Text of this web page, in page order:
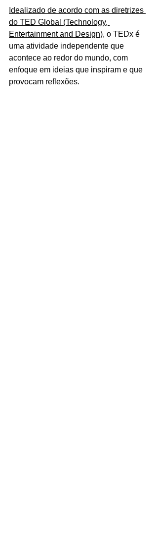
Idealizado de acordo com as diretrizes
do TED Global (Technology,
Entertainment and Design), o TEDx é
uma atividade independente que
acontece ao redor do mundo, com
enfoque em ideias que inspiram e que
provocam reflexões.